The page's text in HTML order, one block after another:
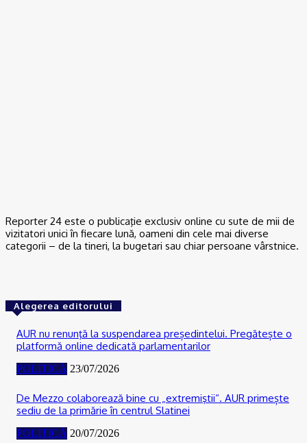
Reporter 24 este o publicaţie exclusiv online cu sute de mii de
vizitatori unici în fiecare lună, oameni din cele mai diverse
categorii – de la tineri, la bugetari sau chiar persoane vârstnice.
Alegerea editorului
AUR nu renunţă la suspendarea președintelui. Pregătește o
platformă online dedicată parlamentarilor
POLITICĂ 23/07/2026
De Mezzo colaborează bine cu „extremiştii“. AUR primește
sediu de la primărie în centrul Slatinei
POLITICĂ 20/07/2026